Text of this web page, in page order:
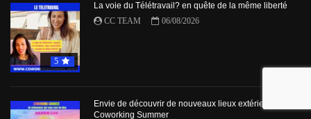
5
La voie du Télétravail? en quête de la même liberté
CC TEAM
06/08/2026
Envie de découvrir de nouveaux lieux extérieurs avec
Coworking Summer